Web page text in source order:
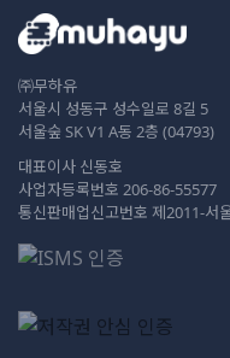
㈜무하유
서울시 성동구 성수일로 8길 5
서울숲 SK V1 A동 2층 (04793)
대표이사 신동호
사업자등록번호 206-86-55577
통신판매업신고번호 제2011-서